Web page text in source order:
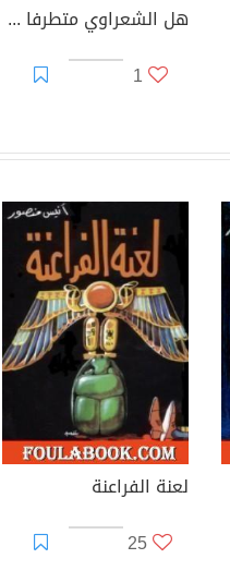
هل الشعراوي متطرفا يا إبراهيم
1
لعنة الفراعنة
25